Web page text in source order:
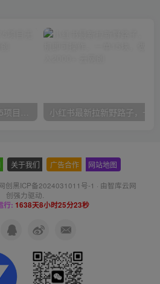
无限接码撸红包单号0.75项目无偿分享给你【揭秘】
关于我们 广告合作 网站地图
创黑ICP备2024031011号-1 · 由智库云网
创强力驱动.
行: 1638天8小时25分24秒